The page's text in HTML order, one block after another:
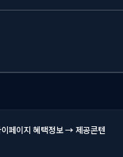
페이지 혜택정보 → 제공콘텐